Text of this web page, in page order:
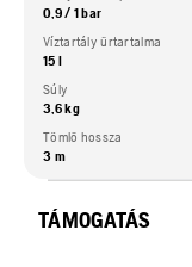
0,9 / 1 bar
Víztartály űrtartalma
15 l
Súly
3,6 kg
Tömlő hossza
3 m
TÁMOGATÁS